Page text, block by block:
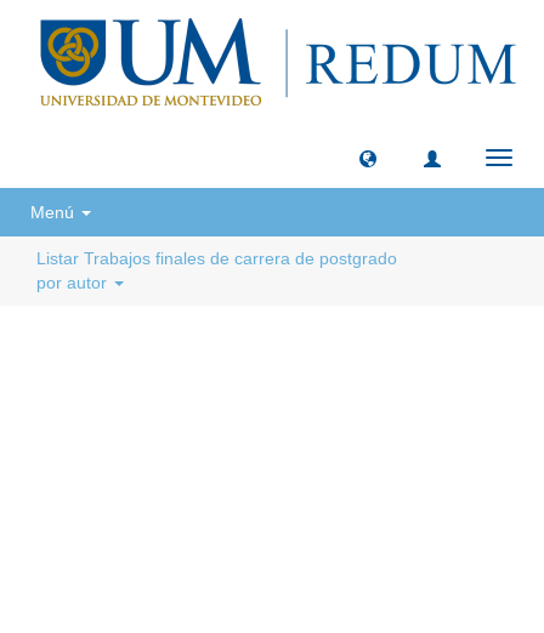
Menú
Listar Trabajos finales de carrera de postgrado
por autor